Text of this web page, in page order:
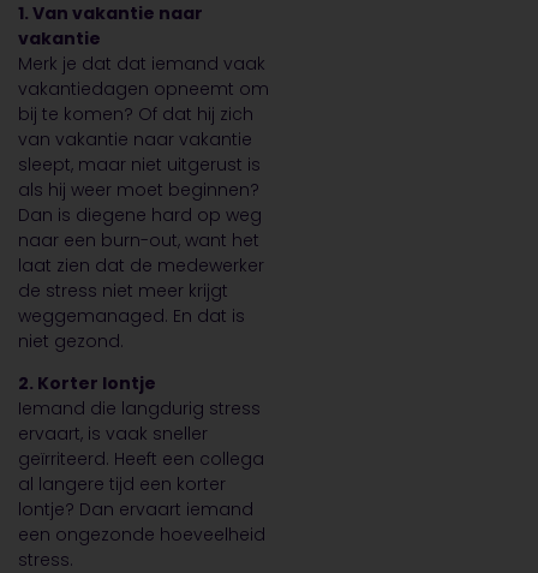
1. Van vakantie naar
vakantie
Merk je dat dat iemand vaak
vakantiedagen opneemt om
bij te komen? Of dat hij zich
van vakantie naar vakantie
sleept, maar niet uitgerust is
als hij weer moet beginnen?
Dan is diegene hard op weg
naar een burn-out, want het
laat zien dat de medewerker
de stress niet meer krijgt
weggemanaged. En dat is
niet gezond.
2. Korter lontje
Iemand die langdurig stress
ervaart, is vaak sneller
geïrriteerd. Heeft een collega
al langere tijd een korter
lontje? Dan ervaart iemand
een ongezonde hoeveelheid
stress.